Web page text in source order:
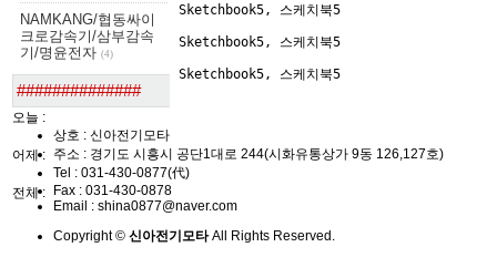
NAMKANG/협동싸이
크로감속기/삼부감속
기/명윤전자 (4)
##############
오늘 :
어제 :
전체 :
Sketchbook5, 스케치북5
Sketchbook5, 스케치북5
Sketchbook5, 스케치북5
상호 : 신아전기모타
주소 : 경기도 시흥시 공단1대로 244(시화유통상가 9동 126,127호)
Tel : 031-430-0877(代)
Fax : 031-430-0878
Email : shina0877@naver.com
Copyright © 신아전기모타All Rights Reserved.